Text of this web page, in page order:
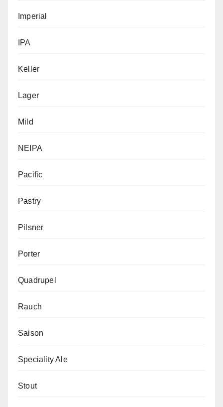
Imperial
IPA
Keller
Lager
Mild
NEIPA
Pacific
Pastry
Pilsner
Porter
Quadrupel
Rauch
Saison
Speciality Ale
Stout